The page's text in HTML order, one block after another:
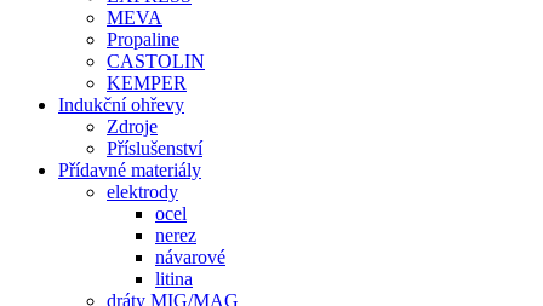
MEVA
Propaline
CASTOLIN
KEMPER
Indukční ohřevy
Zdroje
Příslušenství
Přídavné materiály
elektrody
ocel
nerez
návarové
litina
dráty MIG/MAG